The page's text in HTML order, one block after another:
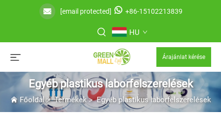
[email protected] +86-15102213839
HU
Árajánlat kérése
Egyéb plastikus laborfelszerelések
Főoldal>Termékek>Egyéb plastikus laborfelszerelések